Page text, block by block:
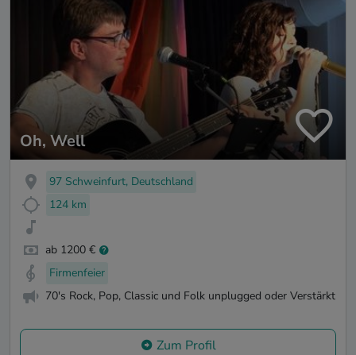
Oh, Well
97 Schweinfurt, Deutschland
124 km
ab 1200 €
Firmenfeier
70's Rock, Pop, Classic und Folk unplugged oder Verstärkt
Zum Profil